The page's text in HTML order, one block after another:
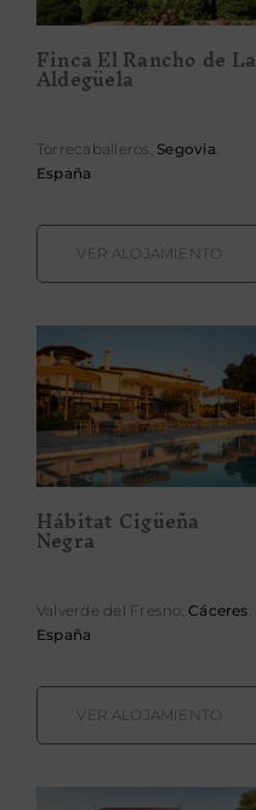
Finca El Rancho de La
Aldegüela
Torrecaballeros, Segovia.
España
VER ALOJAMIENTO
Hábitat Cigüeña
Negra
Hábitat Cigüeña
Negra
Valverde del Fresno,Cáceres.
España
VER ALOJAMIENTO